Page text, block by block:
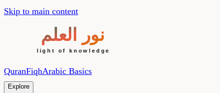
Skip to main content
QuranFiqhArabic Basics
Explore